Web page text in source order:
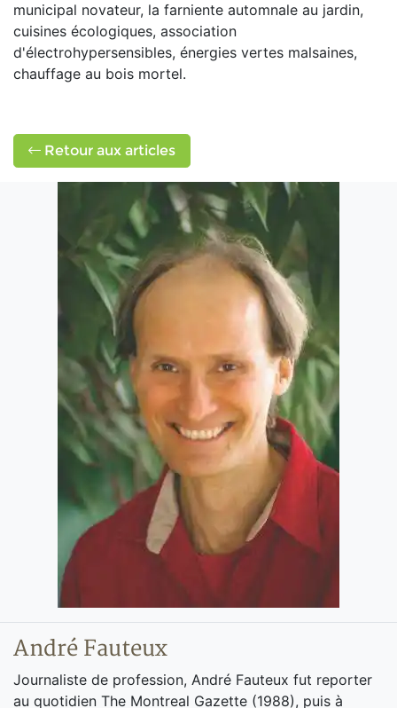
municipal novateur, la farniente automnale au jardin,
cuisines écologiques, association
d'électrohypersensibles, énergies vertes malsaines,
chauffage au bois mortel.
Retour aux articles
André Fauteux
Journaliste de profession, André Fauteux fut reporter
au quotidien The Montreal Gazette (1988), puis à